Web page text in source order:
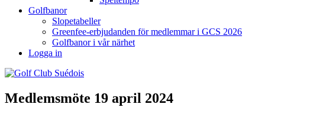
Golfbanor
Slopetabeller
Greenfee-erbjudanden för medlemmar i GCS 2026
Golfbanor i vår närhet
Logga in
Medlemsmöte 19 april 2024